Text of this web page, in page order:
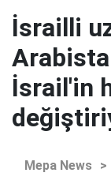
İsrailli
İsrail'in
Mepa News >